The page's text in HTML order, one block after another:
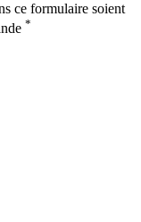
ce formulaire soient
*